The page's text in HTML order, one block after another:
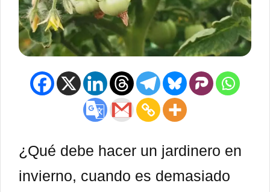
¿Qué debe hacer un jardinero en
invierno, cuando es demasiado